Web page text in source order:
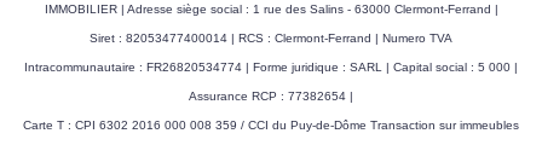
IMMOBILIER | Adresse siège social : 1 rue des Salins - 63000 Clermont-Ferrand |
Siret : 82053477400014 | RCS : Clermont-Ferrand | Numero TVA
Intracommunautaire : FR26820534774 | Forme juridique : SARL | Capital social : 5 000 |
Assurance RCP : 77382654 |
Carte T : CPI 6302 2016 000 008 359 / CCI du Puy-de-Dôme Transaction sur immeubles